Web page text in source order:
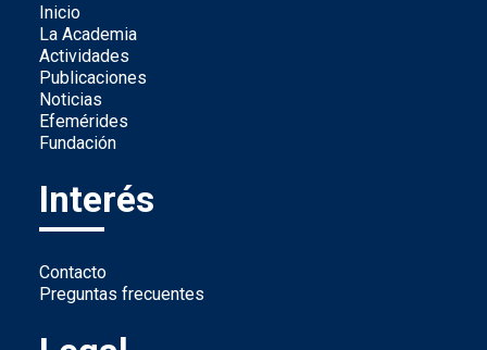
Inicio
La Academia
Actividades
Publicaciones
Noticias
Efemérides
Fundación
Interés
Contacto
Preguntas frecuentes